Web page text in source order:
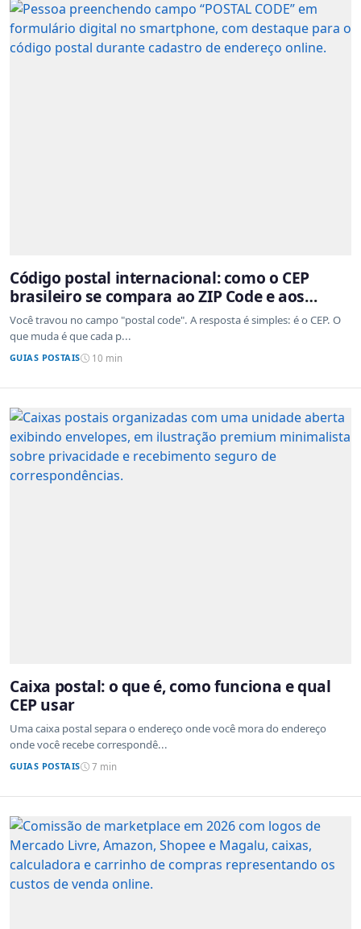
Código postal internacional: como o CEP
brasileiro se compara ao ZIP Code e aos
sistemas de outros países
Você travou no campo "postal code". A resposta é simples: é o CEP. O
que muda é que cada p...
GUIAS POSTAIS 10 min
Caixa postal: o que é, como funciona e qual
CEP usar
Uma caixa postal separa o endereço onde você mora do endereço
onde você recebe correspondê...
GUIAS POSTAIS 7 min